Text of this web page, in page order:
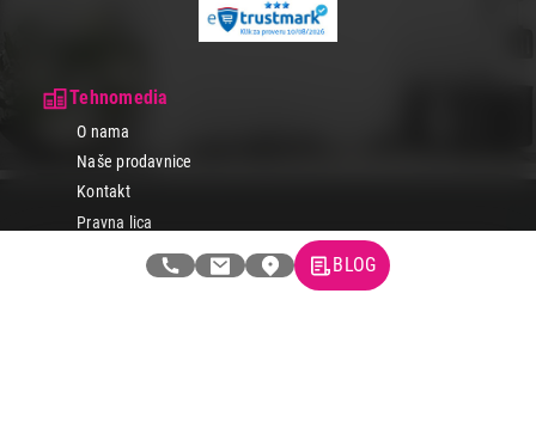
Tehnomedia
O nama
Naše prodavnice
Kontakt
Pravna lica
Pravila privatnosti
Karijera i zaposlenje
BLOG